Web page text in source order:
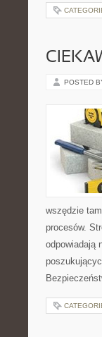
POSTED
wszędzie
procesów.
odpowiadają